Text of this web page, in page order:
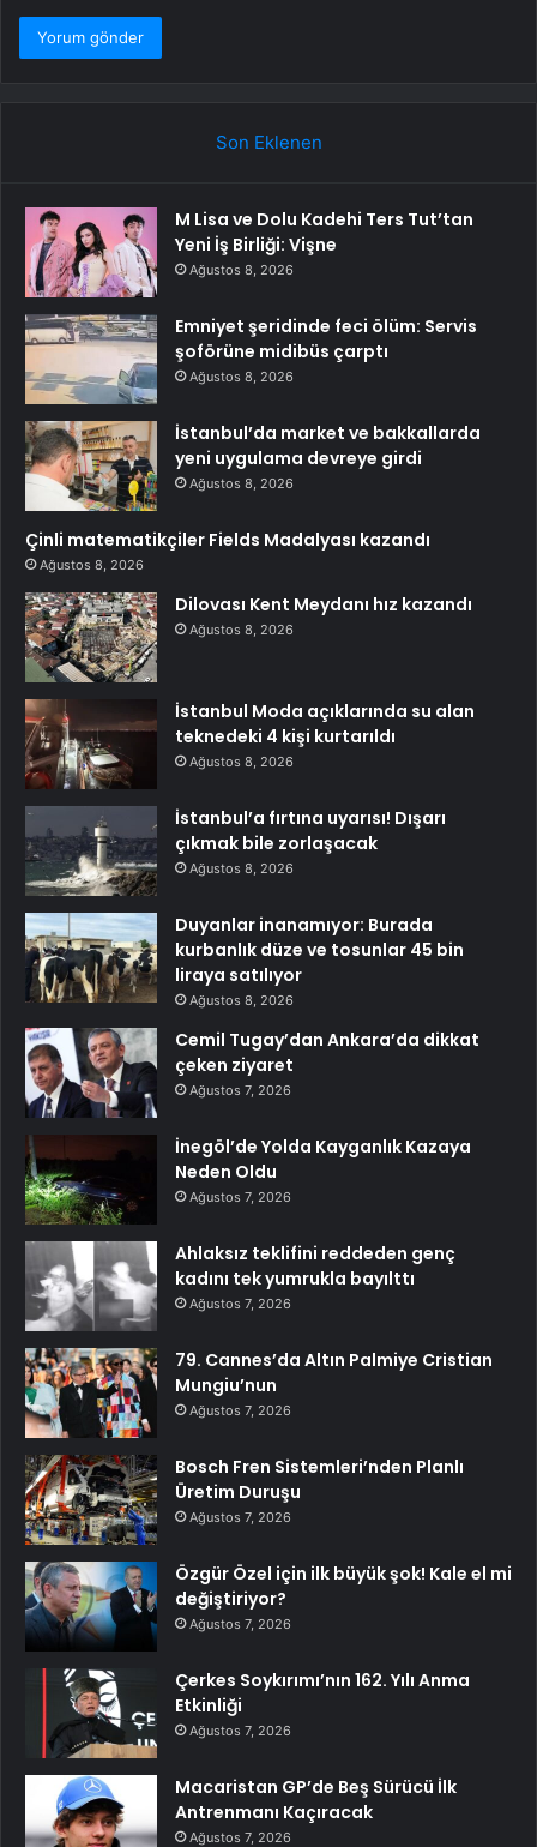
Son Eklenen
M Lisa ve Dolu Kadehi Ters Tut’tan
Yeni İş Birliği: Vişne
Ağustos 8, 2026
Emniyet şeridinde feci ölüm: Servis
şoförüne midibüs çarptı
Ağustos 8, 2026
İstanbul’da market ve bakkallarda
yeni uygulama devreye girdi
Ağustos 8, 2026
Çinli matematikçiler Fields Madalyası kazandı
Ağustos 8, 2026
Dilovası Kent Meydanı hız kazandı
Ağustos 8, 2026
İstanbul Moda açıklarında su alan
teknedeki 4 kişi kurtarıldı
Ağustos 8, 2026
İstanbul’a fırtına uyarısı! Dışarı
çıkmak bile zorlaşacak
Ağustos 8, 2026
Duyanlar inanamıyor: Burada
kurbanlık düze ve tosunlar 45 bin
liraya satılıyor
Ağustos 8, 2026
Cemil Tugay’dan Ankara’da dikkat
çeken ziyaret
Ağustos 7, 2026
İnegöl’de Yolda Kayganlık Kazaya
Neden Oldu
Ağustos 7, 2026
Ahlaksız teklifini reddeden genç
kadını tek yumrukla bayılttı
Ağustos 7, 2026
79. Cannes’da Altın Palmiye Cristian
Mungiu’nun
Ağustos 7, 2026
Bosch Fren Sistemleri’nden Planlı
Üretim Duruşu
Ağustos 7, 2026
Özgür Özel için ilk büyük şok! Kale el mi
değiştiriyor?
Ağustos 7, 2026
Çerkes Soykırımı’nın 162. Yılı Anma
Etkinliği
Ağustos 7, 2026
Macaristan GP’de Beş Sürücü İlk
Antrenmanı Kaçıracak
Ağustos 7, 2026